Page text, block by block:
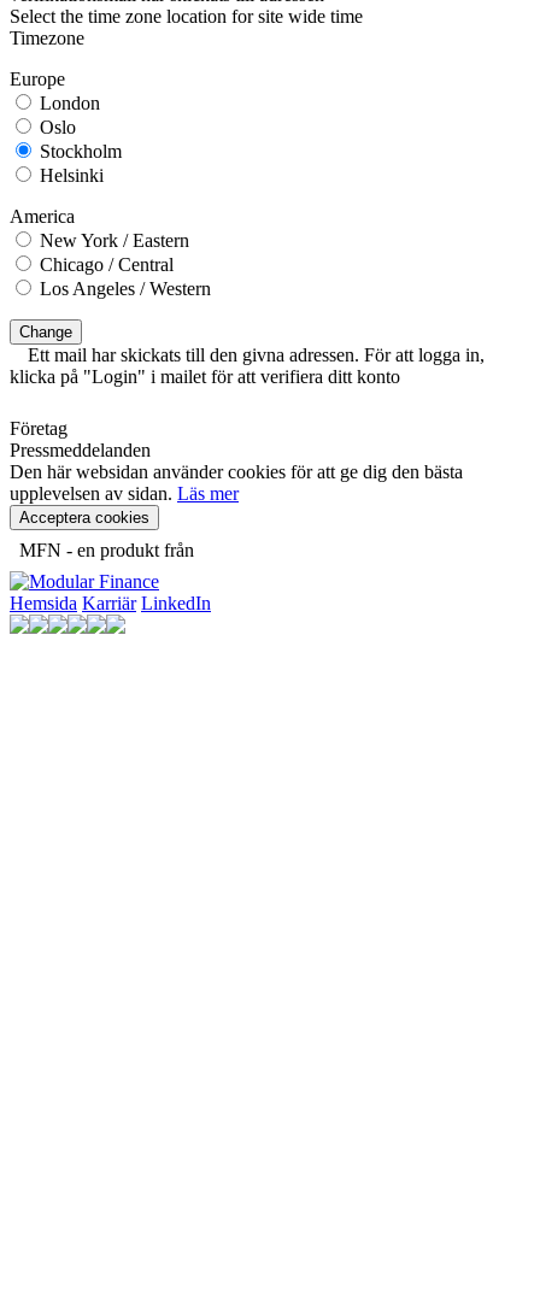
Select the time zone location for site wide time
Timezone
Europe
London
Oslo
Stockholm
Helsinki
America
New York / Eastern
Chicago / Central
Los Angeles / Western
Change
Ett mail har skickats till den givna adressen. För att logga in,
klicka på "Login" i mailet för att verifiera ditt konto
Företag
Pressmeddelanden
Den här websidan använder cookies för att ge dig den bästa
upplevelsen av sidan. Läs mer
Acceptera cookies
MFN - en produkt från
Hemsida Karriär LinkedIn